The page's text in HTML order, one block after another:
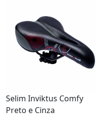
Selim Inviktus Comfy
Preto e Cinza